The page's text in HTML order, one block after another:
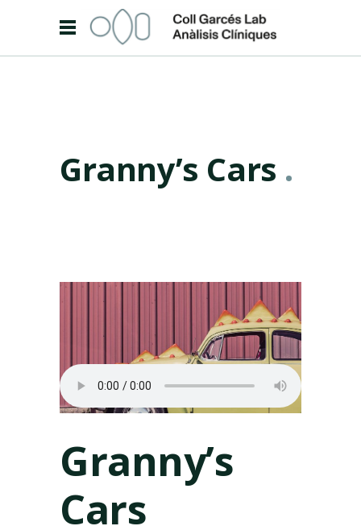
Granny’s Cars .
Granny’s
Cars